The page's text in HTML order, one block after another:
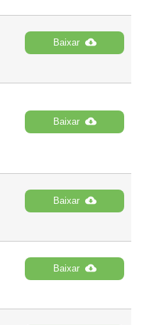
Baixar
Baixar
Baixar
Baixar